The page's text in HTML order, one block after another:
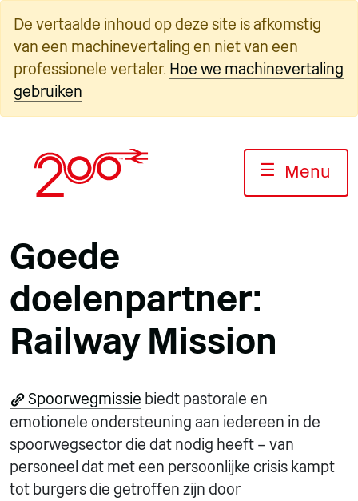
naar
inhoud
De vertaalde inhoud op deze site is afkomstig
van een machinevertaling en niet van een
professionele vertaler. Hoe we machinevertaling
gebruiken
☰ Menu
Goede
doelenpartner:
Railway Mission
Spoorwegmissie biedt pastorale en
emotionele ondersteuning aan iedereen in de
spoorwegsector die dat nodig heeft – van
personeel dat met een persoonlijke crisis kampt
tot burgers die getroffen zijn door